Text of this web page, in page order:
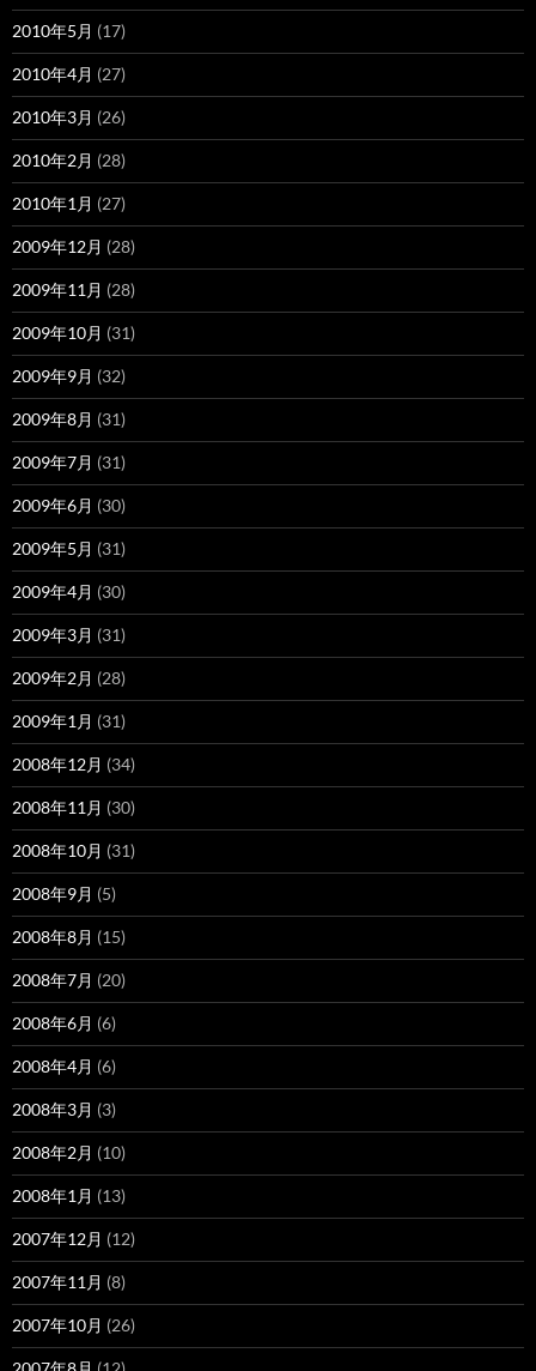
2010年5月 (17)
2010年4月 (27)
2010年3月 (26)
2010年2月 (28)
2010年1月 (27)
2009年12月 (28)
2009年11月 (28)
2009年10月 (31)
2009年9月 (32)
2009年8月 (31)
2009年7月 (31)
2009年6月 (30)
2009年5月 (31)
2009年4月 (30)
2009年3月 (31)
2009年2月 (28)
2009年1月 (31)
2008年12月 (34)
2008年11月 (30)
2008年10月 (31)
2008年9月 (5)
2008年8月 (15)
2008年7月 (20)
2008年6月 (6)
2008年4月 (6)
2008年3月 (3)
2008年2月 (10)
2008年1月 (13)
2007年12月 (12)
2007年11月 (8)
2007年10月 (26)